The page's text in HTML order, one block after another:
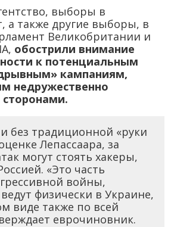
выборы в
а также другие выборы, в
Великобритании и
обострили внимание
к потенциальным
кампаниям,
недружественно
без традиционной «руки
Лепассаара, за
могут стоять хакеры,
«Это часть
войны,
физически в Украине,
виде также по всей
еврочиновник.